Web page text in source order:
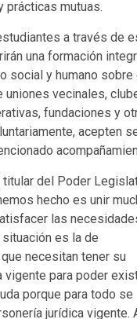
prácticas mutuas.
a través de
una formación
social y humano sobre
uniones vecinales,
fundaciones y
acepten
titular del Poder
hecho es unir
las
es la de
que necesitan tener su
vigente para poder
porque para todo se
jurídica vigente.